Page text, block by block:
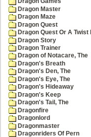
Dragon Master
Dragon Maze
Dragon Quest
Dragon Quest Or A Twist
Dragon Story
Dragon Trainer
Dragon of Notacare, The
Dragon's Breath
Dragon's Den, The
Dragon's Eye, The
Dragon's Hideaway
Dragon's Keep
Dragon's Tail, The
Dragonfire
Dragonlord
Dragonmaster
Dragonriders Of Pern